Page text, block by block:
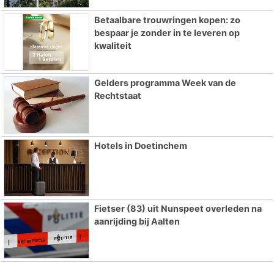
Betaalbare trouwringen kopen: zo
bespaar je zonder in te leveren op
kwaliteit
Gelders programma Week van de
Rechtstaat
Hotels in Doetinchem
Fietser (83) uit Nunspeet overleden na
aanrijding bij Aalten